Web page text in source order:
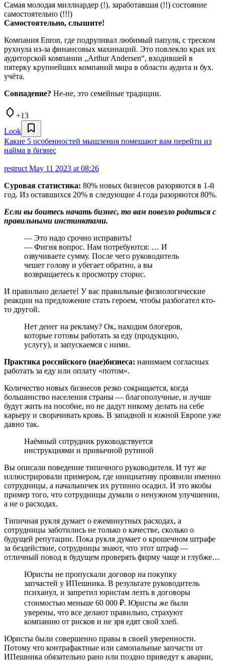
Самая молодая миллиардер (!), заработавшая (!!) состояние
самостоятельно (!!!)
Самостоятельно, слышите!
Компания Enron, где подруливал любимый папуля, с треском
рухнула из-за финансовых махинаций. Это повлекло крах их
аудиторской компании „Arthur Andersen“, входившей в
пятерку крупнейших компаний мира в области аудита и бух.
учёта.
Совпадение? Не-не, это семейные традиции.
+13
Look
Какие 5 особенностей мышления помешают вам перейти из
найма в бизнес
restruct May 11 2023 at 08:26
Суровая статистика: 80% новых бизнесов разоряются в 1-й
год. Из оставшихся 20% в следующие 4 года разоряются 80%.
Если вы боитесь начать бизнес, то вам повезло родиться с
правильными инстинктами.
— Это надо срочно исправить!
— Фигня вопрос. Нам потребуются: … И
озвучиваете сумму. После чего руководитель
чешет голову и убегает обратно, а вы
возвращаетесь к просмотру сторис.
И правильно делаете! У вас правильные физиологические
реакции на предложение стать героем, чтобы разбогател кто-
то другой.
Нет денег на рекламу? Ок, находим блогеров,
которые готовы работать за еду (продукцию,
услугу), и запускаемся с ними.
Практика российского (нае)бизнеса: нанимаем согласных
работать за еду или оплату «потом».
Количество новых бизнесов резко сокращается, когда
большинство населения страны — благополучные, и лучше
будут жить на пособие, но не дадут никому делать на себе
карьеру и сворачивать кровь. В западной и южной Европе уже
давно так.
Наёмный сотрудник руководствуется
инструкциями и привычной рутиной
Вы описали поведение типичного руководителя. И тут же
иллюстрировали примером, где инициативу проявили именно
сотрудницы, а начальничек их рутинно осадил. И это якобы
пример того, что сотрудницы думали о ненужном улучшении,
а не о расходах.
Типичная рукля думает о ежеминутных расходах, а
сотрудницы заботились не только о качестве, сколько о
будущей репутации. Пока рукля думает о крошечном штрафе
за бездействие, сотрудницы знают, что этот штраф —
отличный повод в будущем проверять фирму чаще и глубже…
Юристы не пропускали договор на покупку
запчастей у ИПешника. В результате руководитель
психанул, и запретил юристам лезть в договоры
стоимостью меньше 60 000 ₽. Юристы же были
уверены, что все делают правильно, страхуют
компанию от рисков и не зря едят свой хлеб.
Юристы были совершенно правы в своей уверенности.
Потому что контрафактные или самопальные запчасти от
ИПешника обязательно рано или поздно приведут к аварии,